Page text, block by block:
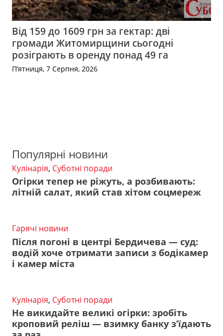
Від 159 до 1609 грн за гектар: дві
громади Житомирщини сьогодні
розіграють в оренду понад 49 га
П’ятниця, 7 Серпня, 2026
Популярні новини
Кулінарія, Суботні поради
Огірки тепер не ріжуть, а розбивають:
літній салат, який став хітом соцмереж
Гарячі новини
Після погоні в центрі Бердичева — суд:
водій хоче отримати записи з бодікамер
і камер міста
Кулінарія, Суботні поради
Не викидайте великі огірки: зробіть
кроповий реліш — взимку банку з’їдають